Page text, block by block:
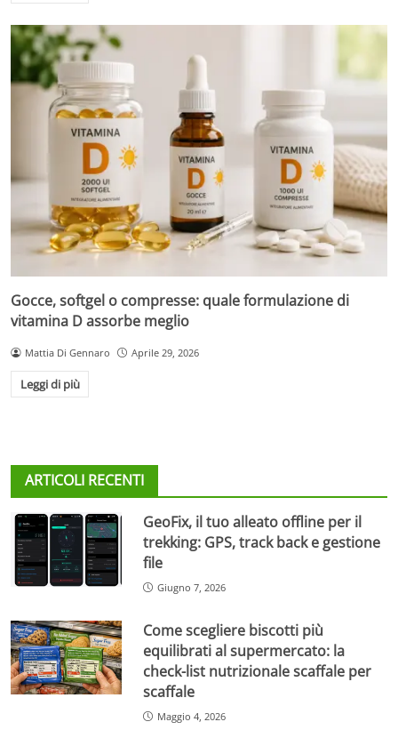
Gocce, softgel o compresse: quale formulazione di
vitamina D assorbe meglio
Mattia Di Gennaro Aprile 29, 2026
Leggi di più
ARTICOLI RECENTI
GeoFix, il tuo alleato offline per il
trekking: GPS, track back e gestione
file
Giugno 7, 2026
Come scegliere biscotti più
equilibrati al supermercato: la
check-list nutrizionale scaffale per
scaffale
Maggio 4, 2026